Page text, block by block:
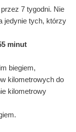
7 tygodni. Nie
jedynie tych, którzy
minut
biegiem,
kilometrowych do
kilometrowy